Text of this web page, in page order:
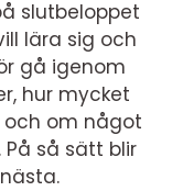
slutbeloppet
lära sig och
gå igenom
hur mycket
om något
så sätt blir